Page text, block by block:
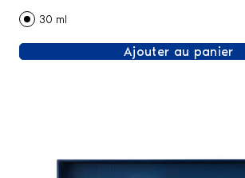
30 ml
Ajouter au panier